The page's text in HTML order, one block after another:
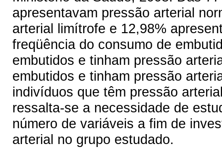
apresentavam pressão arterial
arterial limítrofe e 12,98%
freqüência do consumo de
embutidos e tinham pressão
embutidos e tinham pressão
indivíduos que têm pressão
ressalta-se a necessidade de
número de variáveis a fim de
arterial no grupo estudado.